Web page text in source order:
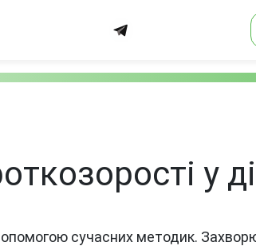
у
сучасних методик.